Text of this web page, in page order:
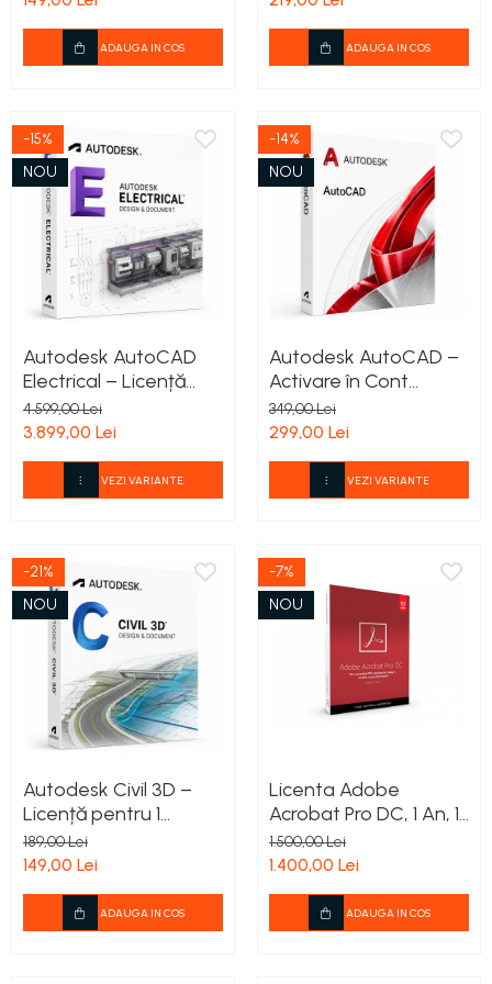
ADAUGA IN COS ADAUGA IN COS
-15%
NOU
Autodesk AutoCAD
Electrical – Licență
Comercială pentru 1
Utilizator –
4.599,00 Lei
3.899,00 Lei
VEZI VARIANTE
-14%
NOU
Autodesk AutoCAD –
Activare în Cont
349,00 Lei
299,00 Lei
VEZI VARIANTE
-21%
NOU
Autodesk Civil 3D –
Licență pentru 1
Utilizator –
Valabilitate 1 an
189,00 Lei
149,00 Lei
ADAUGA IN COS
-7%
NOU
Licenta Adobe
Acrobat Pro DC, 1 An, 1
User, 2 dispozitive,
PC/Mac, All languages
1.500,00 Lei
1.400,00 Lei
ADAUGA IN COS